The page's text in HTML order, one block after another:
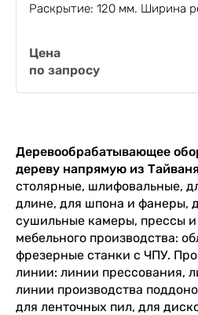
Раскрытие: 120 мм. Ширина
Гильотины для резки
сконструированы для
безопасности оператора, не
работающим. Гильотины
Цена
по запросу
Деревообрабатывающее
дереву напрямую из Тайваня
столярные, шлифовальные,
длине, для шпона и фанеры,
сушильные камеры, прессы
мебельного производства:
фрезерные станки с ЧПУ.
линии: линии прессования,
линии производства
для ленточных пил, для